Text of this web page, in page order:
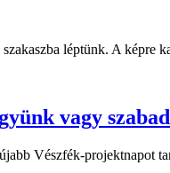
léptünk. A képre
vagy
Vészfék-projektnapot